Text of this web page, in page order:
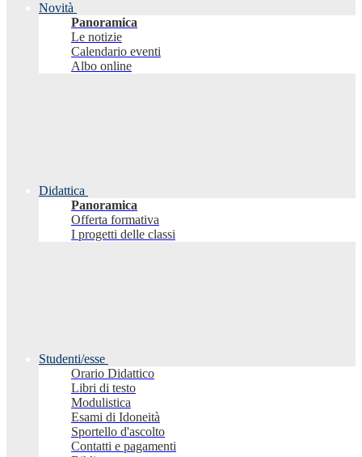
Novità
Panoramica
Le notizie
Calendario eventi
Albo online
Didattica
Panoramica
Offerta formativa
I progetti delle classi
Studenti/esse
Orario Didattico
Libri di testo
Modulistica
Esami di Idoneità
Sportello d'ascolto
Contatti e pagamenti